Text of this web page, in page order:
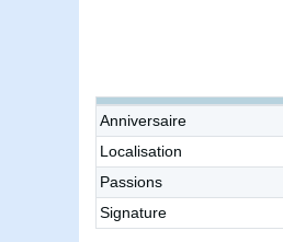
Anniversaire
Localisation
Passions
Signature